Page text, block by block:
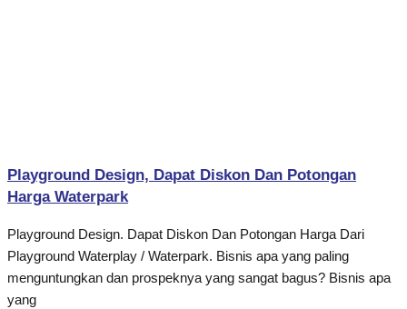
Playground Design, Dapat Diskon Dan Potongan
Harga Waterpark
Playground Design. Dapat Diskon Dan Potongan Harga Dari
Playground Waterplay / Waterpark. Bisnis apa yang paling
menguntungkan dan prospeknya yang sangat bagus? Bisnis apa
yang